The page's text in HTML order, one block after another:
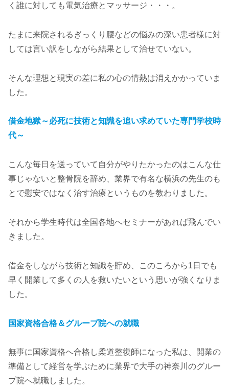
く誰に対しても電気治療とマッサージ・・・。
たまに来院されるぎっくり腰などの悩みの深い患者様に対
しては言い訳をしながら結果として治せていない。
そんな理想と現実の差に私の心の情熱は消えかかっていま
した。
借金地獄～必死に技術と知識を追い求めていた専門学校時
代～
こんな毎日を送っていて自分がやりたかったのはこんな仕
事じゃないと整骨院を辞め、業界で有名な横浜の先生のも
とで慰安ではなく治す治療というものを教わりました。
それから学生時代は全国各地へセミナーがあれば飛んでい
きました。
借金をしながら技術と知識を貯め、このころから1日でも
早く開業して多くの人を救いたいという思いが強くなりま
した。
国家資格合格＆グループ院への就職
無事に国家資格へ合格し柔道整復師になった私は、開業の
準備として経営を学ぶために業界で大手の神奈川のグルー
プ院へ就職しました。